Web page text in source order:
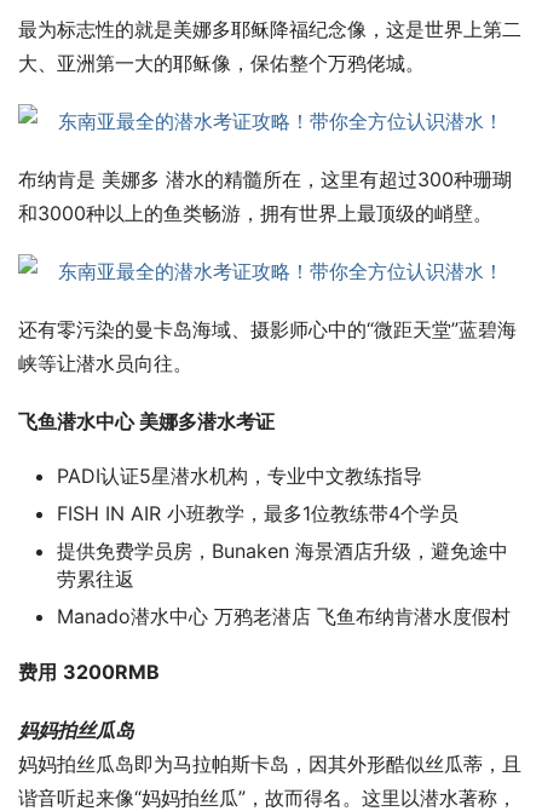
最为标志性的就是美娜多耶稣降福纪念像，这是世界上第二
大、亚洲第一大的耶稣像，保佑整个万鸦佬城。
布纳肯是 美娜多 潜水的精髓所在，这里有超过300种珊瑚
和3000种以上的鱼类畅游，拥有世界上最顶级的峭壁。
还有零污染的曼卡岛海域、摄影师心中的“微距天堂”蓝碧海
峡等让潜水员向往。
飞鱼潜水中心 美娜多潜水考证
PADI认证5星潜水机构，专业中文教练指导
FISH IN AIR 小班教学，最多1位教练带4个学员
提供免费学员房，Bunaken 海景酒店升级，避免途中
劳累往返
Manado潜水中心 万鸦老潜店 飞鱼布纳肯潜水度假村
费用 3200RMB
妈妈拍丝瓜岛
妈妈拍丝瓜岛即为马拉帕斯卡岛，因其外形酷似丝瓜蒂，且
谐音听起来像“妈妈拍丝瓜”，故而得名。这里以潜水著称，